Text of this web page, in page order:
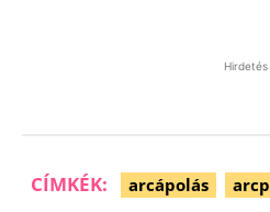
Hirdetés
CÍMKÉK: arcápolás